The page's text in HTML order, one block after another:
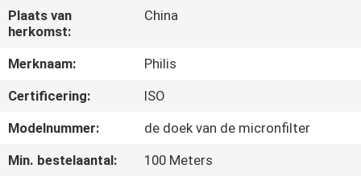
ONGEVEER
ONS
FABRIEKSREIS
Plaats van
herkomst:
China
Merknaam:
Philis
Certificering:
ISO
Modelnummer:
de doek van de micronfilter
Min. bestelaantal:
100 Meters